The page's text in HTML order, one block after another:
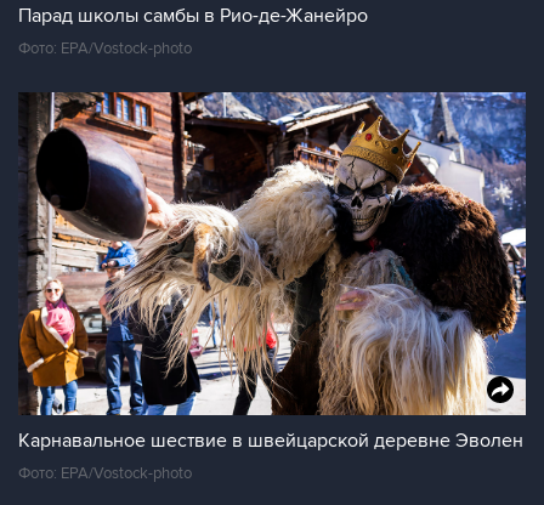
Парад школы самбы в Рио-де-Жанейро
Фото: EPA/Vostock-photo
Карнавальное шествие в швейцарской деревне Эволен
Фото: EPA/Vostock-photo